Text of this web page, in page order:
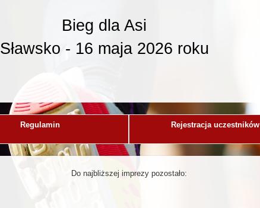
Bieg dla Asi
Sławsko - 16 maja 2026 roku
Regulamin Rejestracja uczestników
Do najbliższej imprezy pozostało: